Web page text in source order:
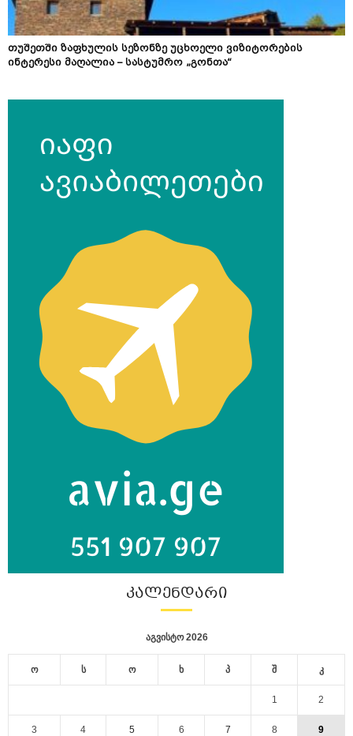
თუშეთში ზაფხულის სეზონზე უცხოელი ვიზიტორების
ინტერესი მაღალია – სასტუმრო „გონთა“
ᲙᲐᲚᲔᲜᲓᲐᲠᲘ
აგვისტო 2026
ო ს ო ხ პ შ კ
1 2
3 4 5 6 7 8 9